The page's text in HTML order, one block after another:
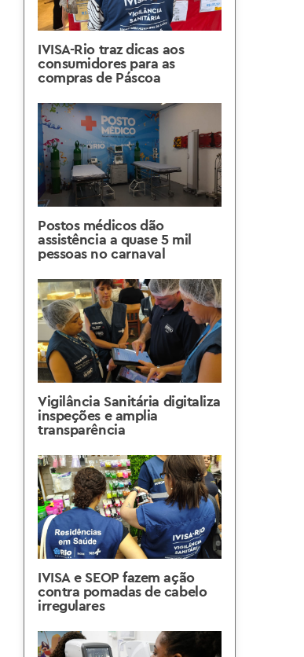
IVISA-Rio traz dicas aos
consumidores para as
compras de Páscoa
Postos médicos dão
assistência a quase 5 mil
pessoas no carnaval
Vigilância Sanitária digitaliza
inspeções e amplia
transparência
IVISA e SEOP fazem ação
contra pomadas de cabelo
irregulares